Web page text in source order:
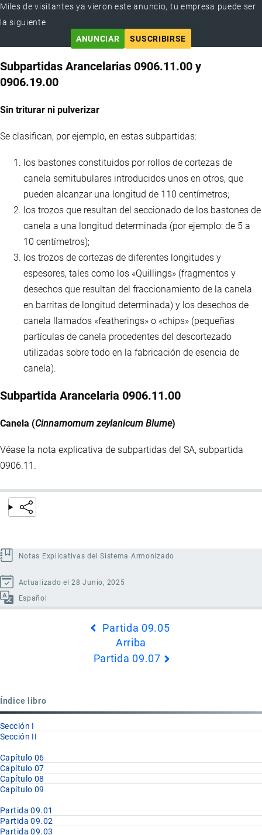
Miles de visitantes ya vieron este anuncio, tu empresa puede ser
la siguiente
ANUNCIAR
SUSCRIBIRSE
Subpartidas Arancelarias 0906.11.00 y
0906.19.00
Sin triturar ni pulverizar
Se clasifican, por ejemplo, en estas subpartidas:
los bastones constituidos por rollos de cortezas de
canela semitubulares introducidos unos en otros, que
pueden alcanzar una longitud de 110 centímetros;
los trozos que resultan del seccionado de los bastones de
canela a una longitud determinada (por ejemplo: de 5 a
10 centímetros);
los trozos de cortezas de diferentes longitudes y
espesores, tales como los «Quillings» (fragmentos y
desechos que resultan del fraccionamiento de la canela
en barritas de longitud determinada) y los desechos de
canela llamados «featherings» o «chips» (pequeñas
partículas de canela procedentes del descortezado
utilizadas sobre todo en la fabricación de esencia de
canela).
Subpartida Arancelaria 0906.11.00
Canela (Cinnamomum zeylanicum Blume)
Véase la nota explicativa de subpartidas del SA, subpartida
0906.11.
Notas Explicativas del Sistema Armonizado
Actualizado el 28 Junio, 2025
Español
09.06
Partida 09.05
Arriba
Partida 09.07
Índice libro
Sección I
Sección II
Capítulo 06
Capítulo 07
Capítulo 08
Capítulo 09
Partida 09.01
Partida 09.02
Partida 09.03